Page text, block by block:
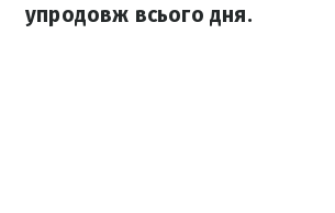
упродовж всього дня.